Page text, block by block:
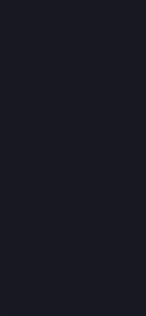
zu all den
Hirnfurz
ganz viele
wären KZs okay